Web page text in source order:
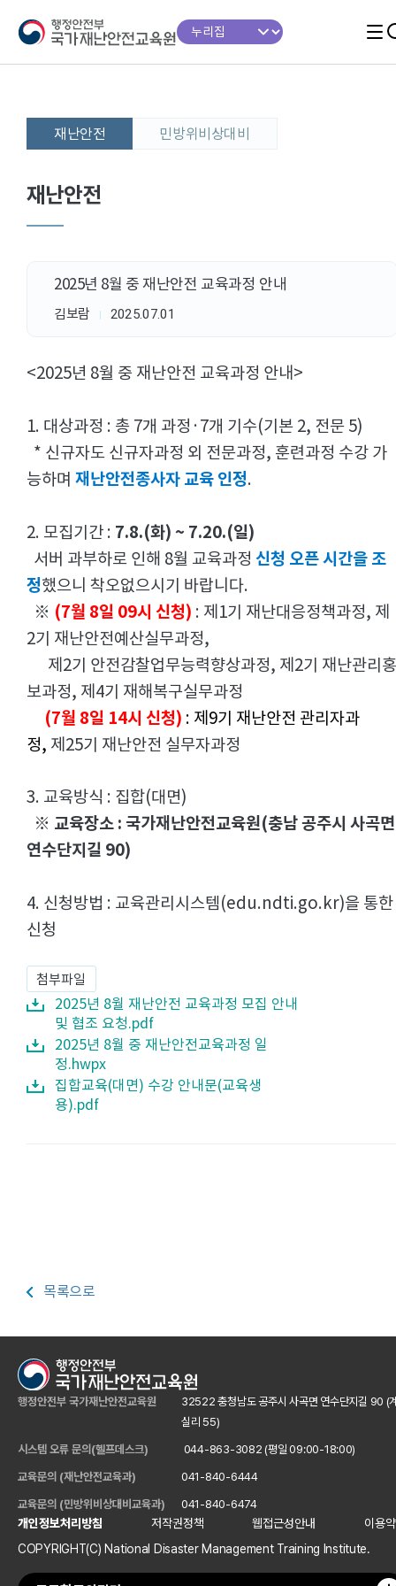
재난안전 민방위비상대비
재난안전
2025년 8월 중 재난안전 교육과정 안내
김보람 2025.07.01
<2025년 8월 중 재난안전 교육과정 안내>
1. 대상과정 : 총 7개 과정·7개 기수(기본 2, 전문 5)
* 신규자도 신규자과정 외 전문과정, 훈련과정 수강 가
능하며 재난안전종사자 교육 인정.
2. 모집기간 : 7.8.(화) ~ 7.20.(일)
서버 과부하로 인해 8월 교육과정 신청 오픈 시간을 조
정했으니 착오없으시기 바랍니다.
※ (7월 8일 09시 신청) : 제1기 재난대응정책과정, 제
2기 재난안전예산실무과정,
제2기 안전감찰업무능력향상과정, 제2기 재난관리홍
보과정, 제4기 재해복구실무과정
(7월 8일 14시 신청) : 제9기 재난안전 관리자과
정, 제25기 재난안전 실무자과정
3. 교육방식 : 집합(대면)
※ 교육장소 : 국가재난안전교육원(충남 공주시 사곡면
연수단지길 90)
4. 신청방법 : 교육관리시스템(edu.ndti.go.kr)을 통한
신청
첨부파일
2025년 8월 재난안전 교육과정 모집 안내
및 협조 요청.pdf
2025년 8월 중 재난안전교육과정 일
정.hwpx
집합교육(대면) 수강 안내문(교육생
용).pdf
목록으로
행정안전부 국가재난안전교육원
32522 충청남도 공주시 사곡면 연수단지길 90 (
실리 55)
시스템 오류 문의(헬프데스크) 044-863-3082 (평일 09:00-18:00)
교육문의 (재난안전교육과) 041-840-6444
교육문의 (민방위비상대비교육과) 041-840-6474
개인정보처리방침 저작권정책 웹접근성안내
이용
COPYRIGHT(C) National Disaster Management Training Institute.